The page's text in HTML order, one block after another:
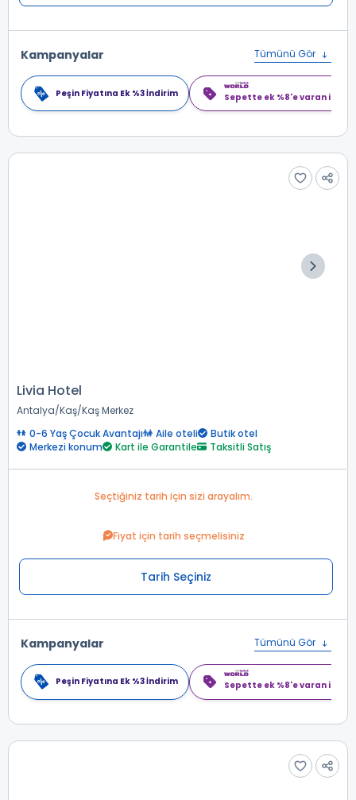
Kampanyalar Tümünü Gör
Peşin Fiyatına Ek %3 İndirim Sepette ek %8'e varan
Livia Hotel
Antalya Kaş Kaş Merkez
0-6 Yaş Çocuk Avantajı
Aile oteli
Butik otel
Merkezi konum
Kart ile Garantile Taksitli Satış
Seçtiğiniz tarih için sizi arayalım.
Fiyat için tarih seçmelisiniz
Tarih Seçiniz
Kampanyalar Tümünü Gör
Peşin Fiyatına Ek %3 İndirim Sepette ek %8'e varan